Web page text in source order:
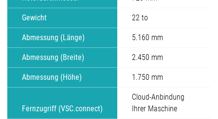
Gewicht 22 to
Abmessung (Länge) 5.160 mm
Abmessung (Breite) 2.450 mm
Abmessung (Höhe) 1.750 mm
Fernzugriff (VSC.connect)
Cloud-Anbindung
Ihrer Maschine